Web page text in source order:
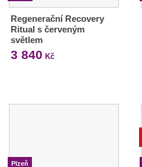
Regenerační Recovery
Ritual s červeným
světlem
3 840 Kč
Plzeň